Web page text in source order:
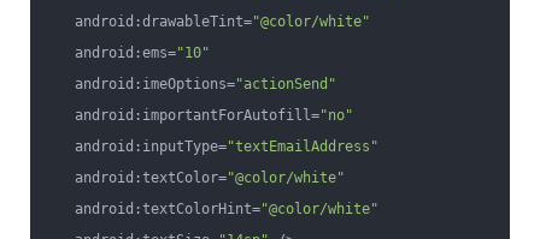
android:drawableTint="@color/white"
android:ems="10"
android:imeOptions="actionSend"
android:importantForAutofill="no"
android:inputType="textEmailAddress"
android:textColor="@color/white"
android:textColorHint="@color/white"